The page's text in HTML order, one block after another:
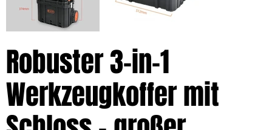
Robuster 3-in-1
Werkzeugkoffer mit